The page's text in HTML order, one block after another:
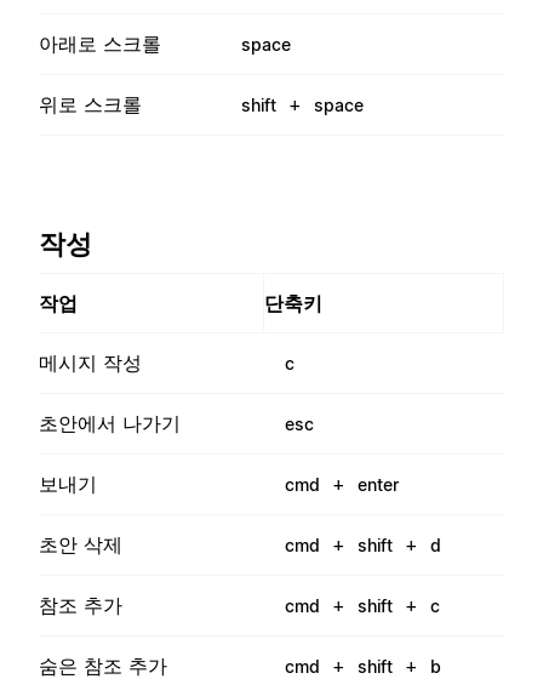
아래로 스크롤 space
위로 스크롤 shift + space
작성
작업 단축키
메시지 작성 c
초안에서 나가기 esc
보내기 cmd + enter
초안 삭제 cmd + shift + d
참조 추가 cmd + shift + c
숨은 참조 추가 cmd + shift + b